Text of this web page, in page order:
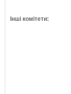
Інші комітети: